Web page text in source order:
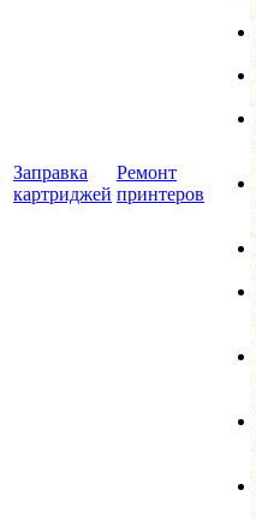
Заправка
картриджей
Ремонт
принтеров